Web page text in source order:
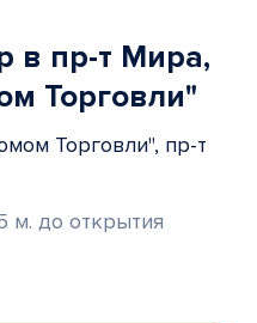
в пр-т Мира,
Торговли"
Торговли", пр-т
м. до открытия